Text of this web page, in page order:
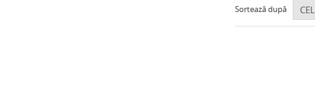
Sortează după